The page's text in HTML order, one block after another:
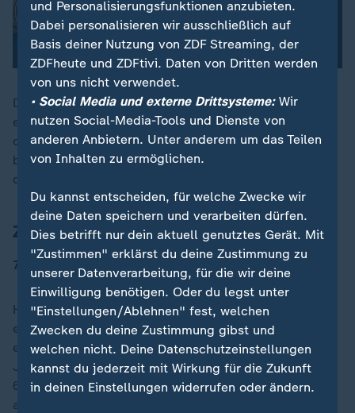
Die Euro-Zone wächst weiter: Seit gestern ist die
europäische Gemeinschaftswährung auch in Bulgarien
offizielles Zahlungsmittel. Präsident Rumen Radev
bezeichnete die Euro-Einführung als "letzten Schritt"
der EU-Integration seines Landes.
Zahl des Tages
70
Heute vor 70 Jahren, am 2. Januar 1956, wurden die
ersten 1.000 Freiwilligen in die Bundeswehr
eingezogen. Auch sonst feiert die Truppe heute einige
Jubiläen: Am 2. Januar 1996 traten erstmals knapp
6.900 Wehrpflichtige aus Ostdeutschland ihren Dienst
an, und vor 25 Jahren wurden die ersten Rekrutinnen
und Personalisierungsfunktionen anzubieten.
Dabei personalisieren wir ausschließlich auf
Basis deiner Nutzung von ZDF Streaming, der
ZDFheute und ZDFtivi. Daten von Dritten werden
von uns nicht verwendet.
• Social Media und externe Drittsysteme:Wir
nutzen Social-Media-Tools und Dienste von
anderen Anbietern. Unter anderem um das Teilen
von Inhalten zu ermöglichen.
Du kannst entscheiden, für welche Zwecke wir
deine Daten speichern und verarbeiten dürfen.
Dies betrifft nur dein aktuell genutztes Gerät. Mit
"Zustimmen" erklärst du deine Zustimmung zu
unserer Datenverarbeitung, für die wir deine
Einwilligung benötigen. Oder du legst unter
"Einstellungen/Ablehnen" fest, welchen
Zwecken du deine Zustimmung gibst und
welchen nicht. Deine Datenschutzeinstellungen
kannst du jederzeit mit Wirkung für die Zukunft
in deinen Einstellungen widerrufen oder ändern.